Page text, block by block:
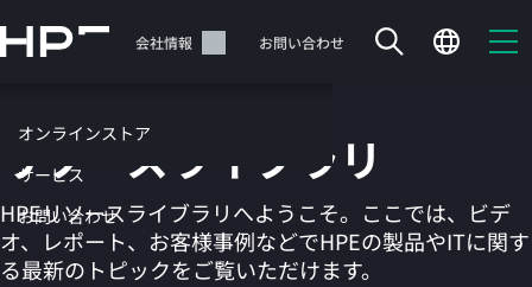
イ
テ
ツ
に
ス
サポート 会社情報 お問い合わせ
オンラインストア
サービス
お問い合わせ
リソースライブラリ
HPEリソースライブラリへようこそ。ここでは、ビデ
オ、レポート、お客様事例などでHPEの製品やITに関す
る最新のトピックをご覧いただけます。